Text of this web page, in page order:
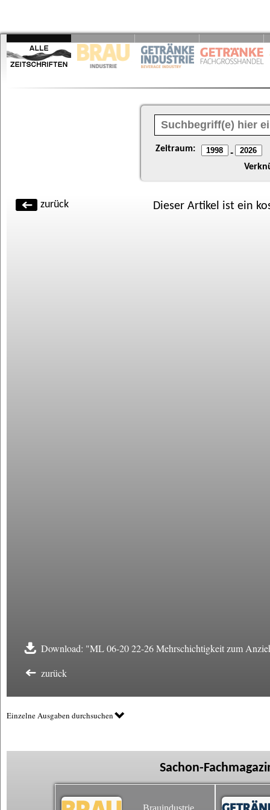
Zeitraum: -
zurück Dieser Artikel ist ein
Download: "ML 06-20 22-26 Mehrschichtigkeit zum
zurück
Einzelne Ausgaben durchsuchen
Sachon-
Brauindustrie